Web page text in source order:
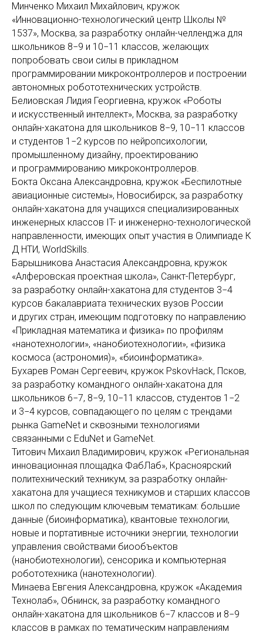
Минченко Михаил Михайлович, кружок
«Инновационно-технологический центр Школы №
1537», Москва, за разработку онлайн-челленджа для
школьников 8−9 и 10−11 классов, желающих
попробовать свои силы в прикладном
программировании микроконтроллеров и построении
автономных робототехнических устройств.
Белиовская Лидия Георгиевна, кружок «Роботы
и искусственный интеллект», Москва, за разработку
онлайн-хакатона для школьников 8−9, 10−11 классов
и студентов 1−2 курсов по нейропсихологии,
промышленному дизайну, проектированию
и программированию микроконтроллеров.
Бокта Оксана Александровна, кружок «Беспилотные
авиационные системы», Новосибирск, за разработку
онлайн-хакатона для учащихся специализированных
инженерных классов IT- и инженерно-технологической
направленности, имеющих опыт участия в Олимпиаде К
Д НТИ, WorldSkills.
Барышникова Анастасия Александровна, кружок
«Алферовская проектная школа», Санкт-Петербург,
за разработку онлайн-хакатона для студентов 3−4
курсов бакалавриата технических вузов России
и других стран, имеющим подготовку по направлению
«Прикладная математика и физика» по профилям
«нанотехнологии», «нанобиотехнологии», «физика
космоса (астрономия)», «биоинформатика».
Бухарев Роман Сергеевич, кружок PskovHack, Псков,
за разработку командного онлайн-хакатона для
школьников 6−7, 8−9, 10−11 классов, студентов 1−2
и 3−4 курсов, совпадающего по целям с трендами
рынка GameNet и сквозными технологиями
связанными с EduNet и GameNet.
Титович Михаил Владимирович, кружок «Региональная
инновационная площадка ФабЛаб», Красноярский
политехнический техникум, за разработку онлайн-
хакатона для учащиеся техникумов и старших классов
школ по следующим ключевым тематикам: большие
данные (биоинформатика), квантовые технологии,
новые и портативные источники энергии, технологии
управления свойствами биообъектов
(нанобиотехнологии), сенсорика и компьютерная
робототехника (нанотехнологии).
Минаева Евгения Александровна, кружок «Академия
Технолаб», Обнинск, за разработку командного
онлайн-хакатона для школьников 6−7 классов и 8−9
классов в рамках по тематическим направлениям